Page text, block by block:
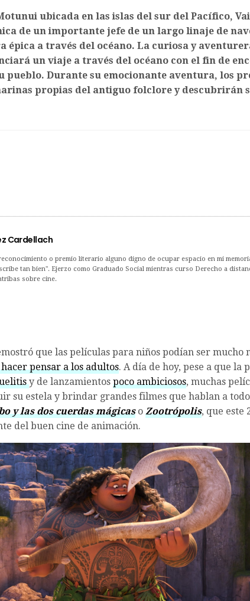
ubicada en las islas del sur del Pacífico,
de un importante jefe de un largo linaje de
épica a través del océano. La curiosa y
un viaje a través del océano con el fin de
pueblo. Durante su emocionante aventura, los
propias del antiguo folclore y descubrirán
Cardellach
o premio literario alguno digno de ocupar espacio en mi
tan bien". Ejerzo como Graduado Social mientras curso Derecho a
sobre cine.
que las películas para niños podían ser mucho
pensar a los adultos. A día de hoy, pese a que la
y de lanzamientos poco ambiciosos, muchas
su estela y brindar grandes filmes que hablan a
y las dos cuerdas mágicaso Zootrópolis, que este
del buen cine de animación.